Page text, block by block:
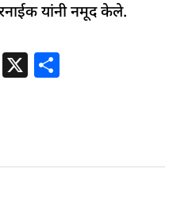
यांनी नमूद केले.
T X